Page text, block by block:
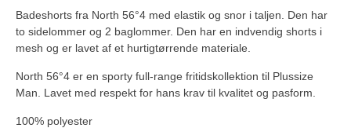
Badeshorts fra North 56°4 med elastik og snor i taljen. Den har
to sidelommer og 2 baglommer. Den har en indvendig shorts i
mesh og er lavet af et hurtigtørrende materiale.
North 56°4 er en sporty full-range fritidskollektion til Plussize
Man. Lavet med respekt for hans krav til kvalitet og pasform.
100% polyester